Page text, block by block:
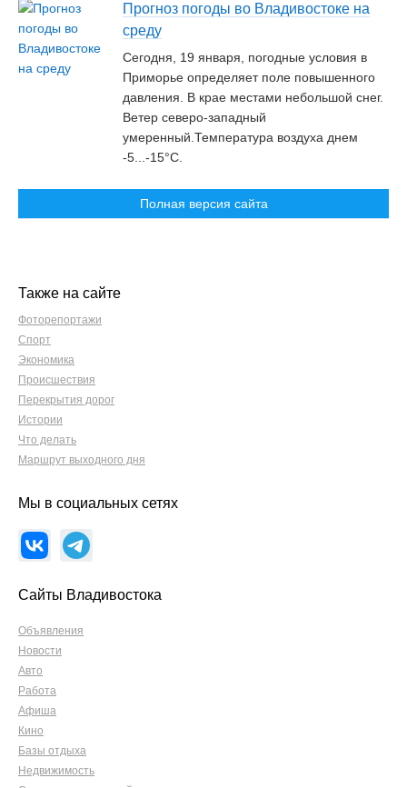
Прогноз погоды во Владивостоке на
среду
Сегодня, 19 января, погодные условия в
Приморье определяет поле повышенного
давления. В крае местами небольшой снег.
Ветер северо-западный
умеренный.Температура воздуха днем
-5...-15°C.
Полная версия сайта
Также на сайте
Фоторепортажи
Спорт
Экономика
Происшествия
Перекрытия дорог
Истории
Что делать
Маршрут выходного дня
Мы в социальных сетях
Сайты Владивостока
Объявления
Новости
Авто
Работа
Афиша
Кино
Базы отдыха
Недвижимость